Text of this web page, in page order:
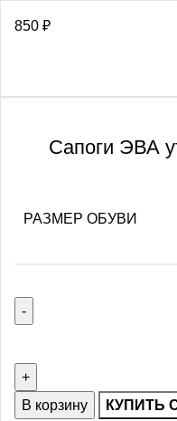
850 ₽
Сапоги ЭВА
РАЗМЕР ОБУВИ
В корзину КУПИТЬ